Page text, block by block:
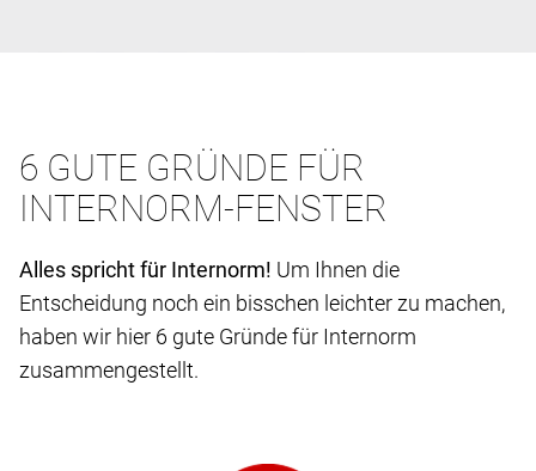
6 GUTE GRÜNDE FÜR
INTERNORM-FENSTER
Alles spricht für Internorm! Um Ihnen die
Entscheidung noch ein bisschen leichter zu machen,
haben wir hier 6 gute Gründe für Internorm
zusammengestellt.